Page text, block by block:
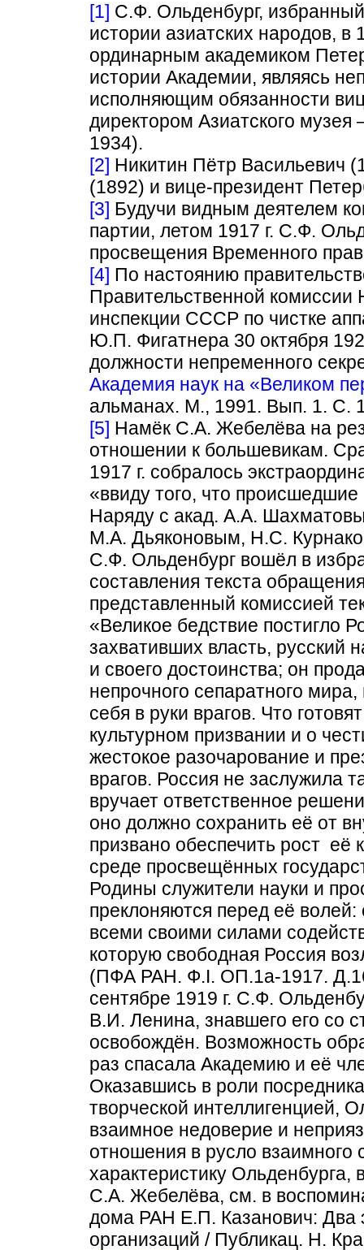
[1] С.Ф. Ольденбург,
истории азиатских народов,
ординарным академиком
истории Академии, являясь
исполняющим обязанности
директором Азиатского
1934).
[2] Никитин Пётр Васильевич
(1892) и вице-президент
[3] Будучи видным деятелем
партии, летом 1917 г. С.Ф.
просвещения Временного
[4] По настоянию
Правительственной комиссии
инспекции СССР по чистке
Ю.П. Фигатнера 30 октября
должности непременного
Академия наук на «Великом
альманах. М., 1991. Вып. 1. С.
[5] Намёк С.А. Жебелёва на
отношении к большевикам.
1917 г. собралось
«ввиду того, что
Наряду с акад. А.А.
М.А. Дьяконовым, Н.С.
С.Ф. Ольденбург вошёл в
составления текста
представленный комиссией
«Великое бедствие постигло
захвативших власть, русский
и своего достоинства; он
непрочного сепаратного
себя в руки врагов. Что
культурном призвании и о
жестокое разочарование и
врагов. Россия не заслужила
вручает ответственное
оно должно сохранить её от
призвано обеспечить рост её
среде просвещённых
Родины служители науки и
преклоняются перед её
всеми своими силами
которую свободная Россия
(ПФА РАН. Ф.I. ОП.1а-1917.
сентябре 1919 г. С.Ф.
В.И. Ленина, знавшего его со
освобождён. Возможность
раз спасала Академию и её
Оказавшись в роли
творческой интеллигенцией,
взаимное недоверие и
отношения в русло взаимного
характеристику
С.А. Жебелёва, см. в
дома РАН Е.П. Казанович: Два
организаций / Публикац. Н.